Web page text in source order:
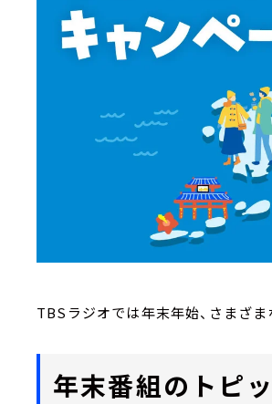
TBSラジオでは年末年始、さまざ
年末番組のトピ